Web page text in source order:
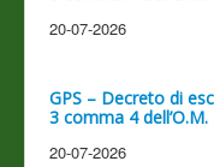
20-07-2026
GPS – Decreto di
3 comma 4
20-07-2026